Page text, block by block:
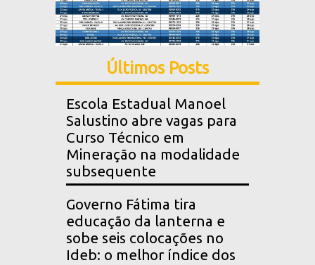
Últimos Posts
Escola Estadual Manoel
Salustino abre vagas para
Curso Técnico em
Mineração na modalidade
subsequente
Governo Fátima tira
educação da lanterna e
sobe seis colocações no
Ideb: o melhor índice dos